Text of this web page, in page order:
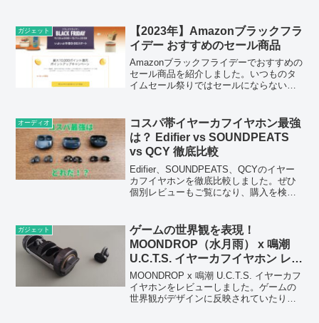
ガジェット
【2023年】Amazonブラックフラ
イデー おすすめのセール商品
Amazonブラックフライデーでおすすめの
セール商品を紹介しました。いつものタ
イムセール祭りではセールにならないよ
思います。
オーディオ
コスパ帯イヤーカフイヤホン最強
は？ Edifier vs SOUNDPEATS
vs QCY 徹底比較
Edifier、SOUNDPEATS、QCYのイヤー
カフイヤホンを徹底比較しました。ぜひ
個別レビューもご覧になり、購入を検討
ガジェット
ゲームの世界観を表現！
MOONDROP（水月雨） x 鳴潮
U.C.T.S. イヤーカフイヤホン レビ
ュー
MOONDROP x 鳴潮 U.C.T.S. イヤーカフ
イヤホンをレビューしました。ゲームの
世界観がデザインに反映されていたり、